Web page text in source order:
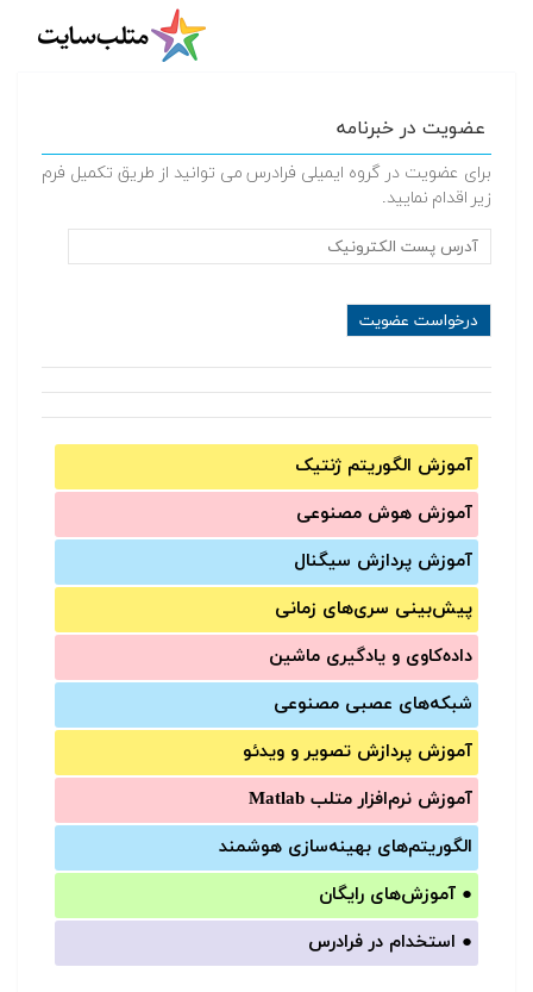
عضویت در خبرنامه
برای عضویت در گروه ایمیلی فرادرس می توانید از طریق تکمیل فرم
زیر اقدام نمایید.
آموزش الگوریتم ژنتیک
آموزش‌ هوش مصنوعی
آموزش‌ پردازش سیگنال
پیش‌‌بینی سری‌‌های زمانی
داده‌کاوی و یادگیری ماشین
شبکه‌های عصبی مصنوعی
آموزش‌ پردازش تصویر و ویدئو
آموزش‌ نرم‌افزار متلب Matlab
الگوریتم‌های بهینه‌سازی هوشمند
● آموزش‌های رایگان
● استخدام در فرادرس